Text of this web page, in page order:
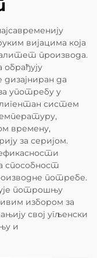
вијацима која
производа.
да
употребу у
систем
времену,
за серијом.
способност
потребе.
потрошњу
избором за
свој угљенски
и